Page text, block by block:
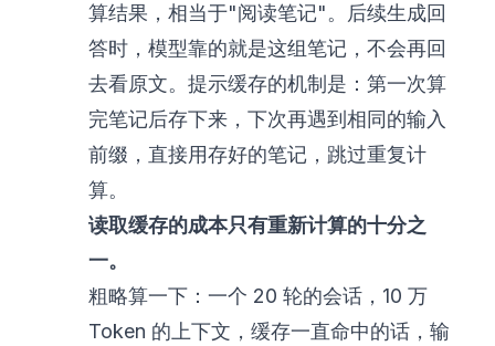
算结果，相当于"阅读笔记"。后续生成回
答时，模型靠的就是这组笔记，不会再回
去看原文。提示缓存的机制是：第一次算
完笔记后存下来，下次再遇到相同的输入
前缀，直接用存好的笔记，跳过重复计
算。
读取缓存的成本只有重新计算的十分之
一。
粗略算一下：一个 20 轮的会话，10 万
Token 的上下文，缓存一直命中的话，输